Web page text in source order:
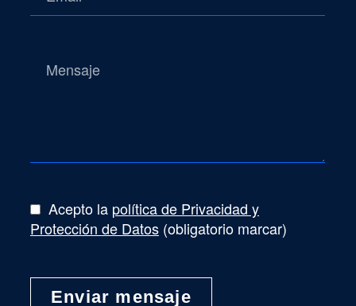
Acepto la política de Privacidad y
Protección de Datos (obligatorio marcar)